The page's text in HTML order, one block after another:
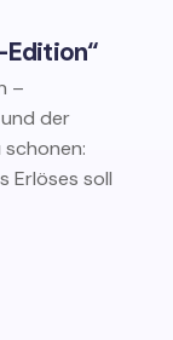
–
der
schonen:
Erlöses soll